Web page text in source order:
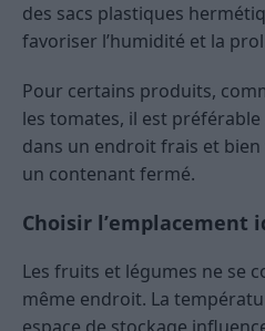
des sacs plastiques
favoriser l’humidité et la
Pour certains produits,
les tomates, il est préférable
dans un endroit frais et
un contenant fermé.
Choisir l’emplacement
Les fruits et légumes ne se
même endroit. La